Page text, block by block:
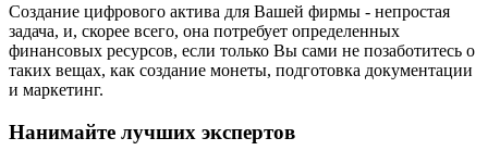
Создание цифрового актива для Вашей фирмы - непростая
задача, и, скорее всего, она потребует определенных
финансовых ресурсов, если только Вы сами не позаботитесь о
таких вещах, как создание монеты, подготовка документации
и маркетинг.
Нанимайте лучших экспертов